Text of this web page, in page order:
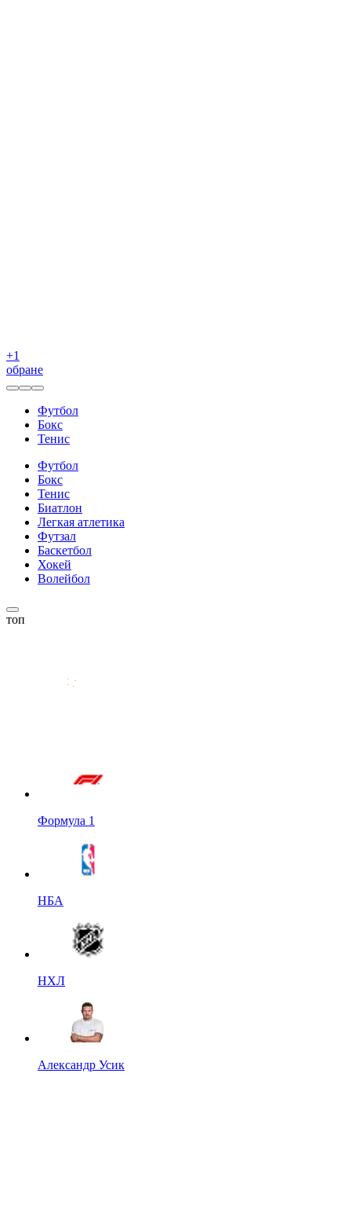
+1
обране
Футбол
Бокс
Тенис
Футбол
Бокс
Тенис
Биатлон
Легкая атлетика
Футзал
Баскетбол
Хокей
Волейбол
топ
Формула 1
НБА
НХЛ
Александр Усик